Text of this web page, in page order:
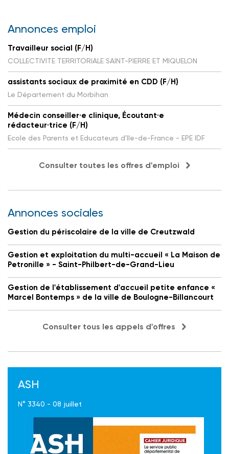
Annonces emploi
Travailleur social (F/H)
COLLECTIVITE TERRITORIALE SAINT-PIERRE ET MIQUELON
assistants sociaux de proximité en CDD (F/H)
Le Département du Morbihan
Médecin conseiller·e clinique, Écoutant·e
rédacteur·trice (F/H)
Ecole des Parents et Educateurs d'Ile-de-France - EPE IDF
Consulter toutes les offres d'emploi
Annonces sociales
Gestion du périscolaire de la ville de Creutzwald
Gestion et exploitation du multi-accueil « La Maison de
Petronille » - Saint-Philbert-de-Grand-Lieu
Gestion de l'établissement d'accueil petite enfance «
Marcel Bontemps » de la ville de Boulogne-Billancourt
Consulter tous les appels d'offres
ASH
N° 3340 - 08 juillet